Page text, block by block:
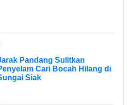
Pandang Sulitkan
Cari Bocah Hilang di
Siak